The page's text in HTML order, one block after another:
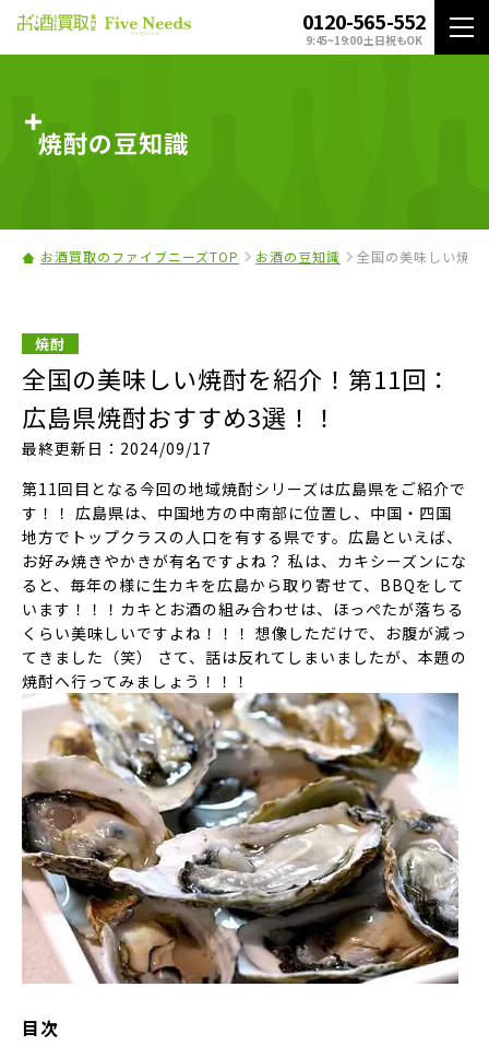
0120-565-552
9:45~19:00 土日祝もOK
焼酎の豆知識
お酒買取のファイブニーズTOP お酒の豆知識 全国の美味しい焼
焼酎
全国の美味しい焼酎を紹介！第11回：
広島県焼酎おすすめ3選！！
最終更新日：2024/09/17
第11回目となる今回の地域焼酎シリーズは広島県をご紹介で
す！！ 広島県は、 中国地方の中南部に位置し、中国・四国
地方でトップクラスの人口を有する県です。広島といえば、
お好み焼きやかきが有名ですよね？ 私は、カキシーズンにな
ると、毎年の様に生カキを広島から取り寄せて、BBQをして
います！！！カキとお酒の組み合わせは、ほっぺたが落ちる
くらい美味しいですよね！！！ 想像しただけで、お腹が減っ
てきました（笑） さて、話は反れてしまいましたが、本題の
焼酎へ行ってみましょう！！！
目次